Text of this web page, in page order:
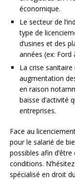
économique.
Le secteur de
type de
d’usines et des
années (ex: Ford
La crise
augmentation
en raison
baisse d’activité
entreprises.
Face au
pour le salarié de
possibles afin
conditions.
spécialisé en droit